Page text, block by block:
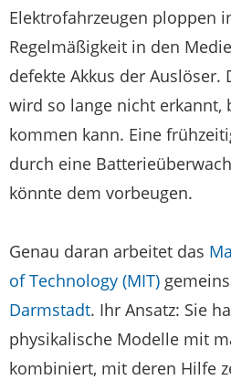
Elektrofahrzeugen ploppen
Regelmäßigkeit in den
defekte Akkus der Auslöser.
wird so lange nicht erkannt,
kommen kann. Eine
durch eine
könnte dem vorbeugen.
Genau daran arbeitet das
of Technology (MIT)
Darmstadt. Ihr Ansatz: Sie
physikalische Modelle mit
kombiniert, mit deren Hilfe